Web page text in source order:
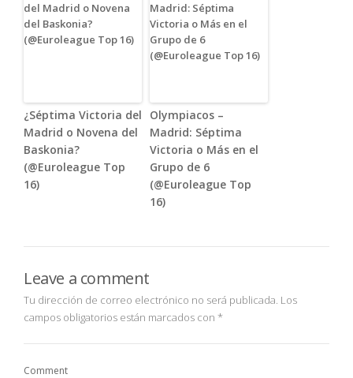
¿Séptima Victoria del
Madrid o Novena del
Baskonia?
(@Euroleague Top
16)
Olympiacos –
Madrid: Séptima
Victoria o Más en el
Grupo de 6
(@Euroleague Top
16)
Leave a comment
Tu dirección de correo electrónico no será publicada. Los
campos obligatorios están marcados con *
Comment